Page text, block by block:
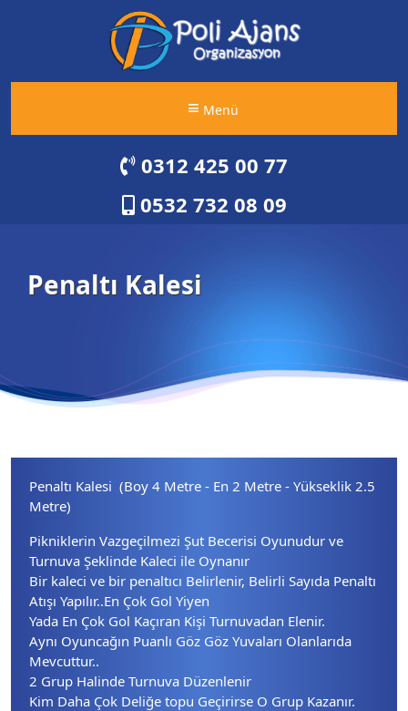
Menü
0312 425 00 77
0532 732 08 09
Penaltı Kalesi
Penaltı Kalesi (Boy 4 Metre - En 2 Metre - Yükseklik 2.5
Metre)
Pikniklerin Vazgeçilmezi Şut Becerisi Oyunudur ve
Turnuva Şeklinde Kaleci ile Oynanır
Bir kaleci ve bir penaltıcı Belirlenir, Belirli Sayıda Penaltı
Atışı Yapılır..En Çok Gol Yiyen
Yada En Çok Gol Kaçıran Kişi Turnuvadan Elenir.
Aynı Oyuncağın Puanlı Göz Göz Yuvaları Olanlarıda
Mevcuttur..
2 Grup Halinde Turnuva Düzenlenir
Kim Daha Çok Deliğe topu Geçirirse O Grup Kazanır.